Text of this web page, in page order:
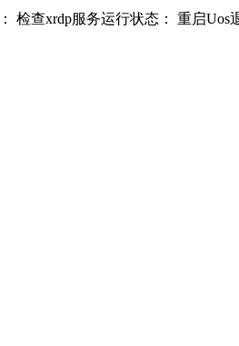
检查xrdp服务运行状态： 重启